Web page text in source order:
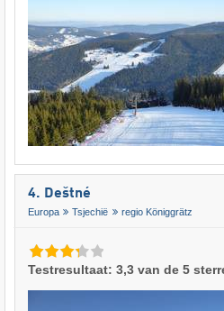
4. Deštné
Europa Tsjechië regio Königgrätz
Testresultaat: 3,3 van de 5